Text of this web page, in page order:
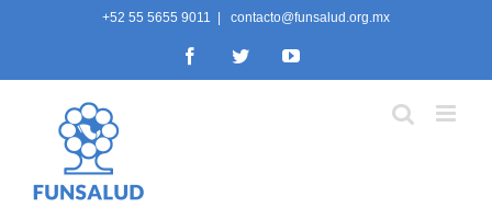
+52 55 5655 9011 contacto@funsalud.org.mx
FacebookTwitterYouTube